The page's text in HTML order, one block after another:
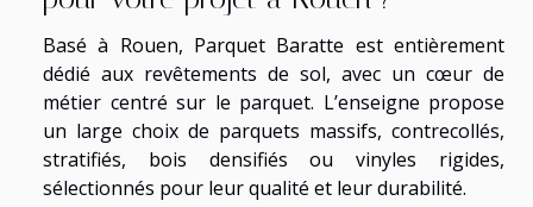
Basé à Rouen, Parquet Baratte est entièrement
dédié aux revêtements de sol, avec un cœur de
métier centré sur le parquet. L’enseigne propose
un large choix de parquets massifs, contrecollés,
stratifiés, bois densifiés ou vinyles rigides,
sélectionnés pour leur qualité et leur durabilité.